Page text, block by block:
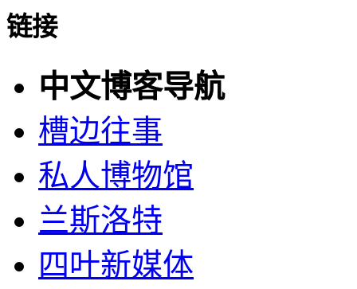
链接
中文博客导航
槽边往事
私人博物馆
兰斯洛特
四叶新媒体